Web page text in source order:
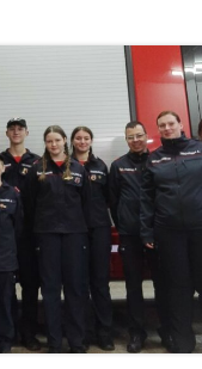
TUNNELSTÜTZPUNKT
STEIGERGRUPPE